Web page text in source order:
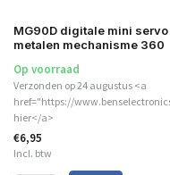
MG90D digitale mini servo
metalen mechanisme 360
Op voorraad
Verzonden op 24 augustus <a
href="https://
hier</a>
€6,95
Incl. btw